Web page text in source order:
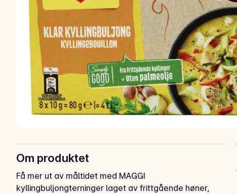
Om produktet
Få mer ut av måltidet med MAGGI
kyllingbuljongterninger laget av frittgående høner,